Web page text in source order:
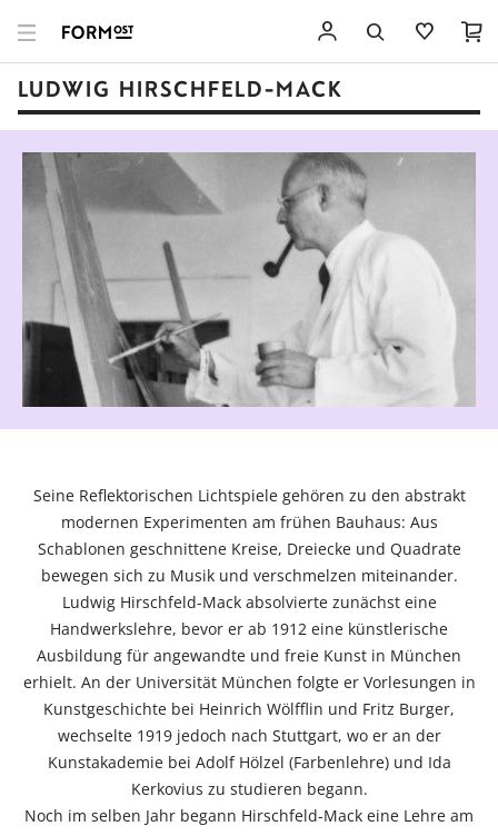
LUDWIG HIRSCHFELD-MACK
Seine Reflektorischen Lichtspiele gehören zu den abstrakt
modernen Experimenten am frühen Bauhaus: Aus
Schablonen geschnittene Kreise, Dreiecke und Quadrate
bewegen sich zu Musik und verschmelzen miteinander.
Ludwig Hirschfeld-Mack absolvierte zunächst eine
Handwerkslehre, bevor er ab 1912 eine künstlerische
Ausbildung für angewandte und freie Kunst in München
erhielt. An der Universität München folgte er Vorlesungen in
Kunstgeschichte bei Heinrich Wölfflin und Fritz Burger,
wechselte 1919 jedoch nach Stuttgart, wo er an der
Kunstakademie bei Adolf Hölzel (Farbenlehre) und Ida
Kerkovius zu studieren begann.
Noch im selben Jahr begann Hirschfeld-Mack eine Lehre am